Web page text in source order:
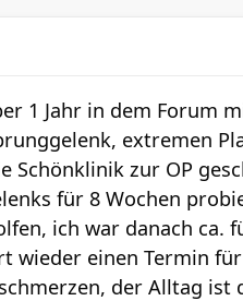
1 Jahr in dem Forum
extremen
Schönklinik zur OP
für 8 Wochen
ich war danach ca.
wieder einen Termin
der Alltag